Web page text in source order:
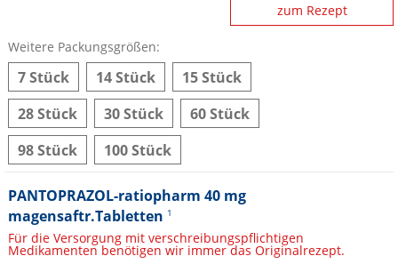
zum Rezept
Weitere Packungsgrößen:
7 Stück 14 Stück
15 Stück
28 Stück
30 Stück
60 Stück
98 Stück
100 Stück
PANTOPRAZOL-ratiopharm 40 mg
magensaftr.Tabletten 1
Für die Versorgung mit verschreibungspflichtigen
Medikamenten benötigen wir immer das Originalrezept.